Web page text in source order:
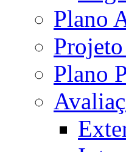
Plano
Plano